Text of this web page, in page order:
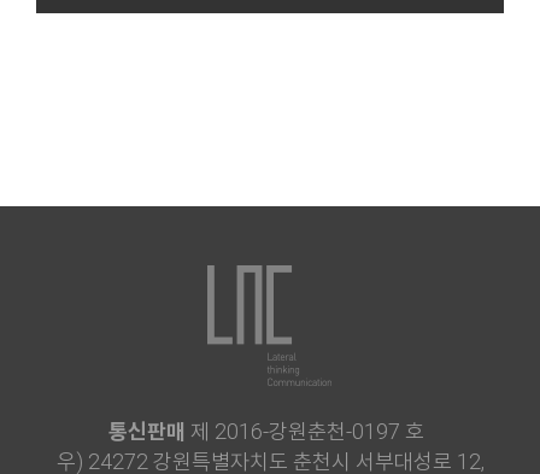
통신판매 제 2016-강원춘천-0197 호
우) 24272 강원특별자치도 춘천시 서부대성로 12,